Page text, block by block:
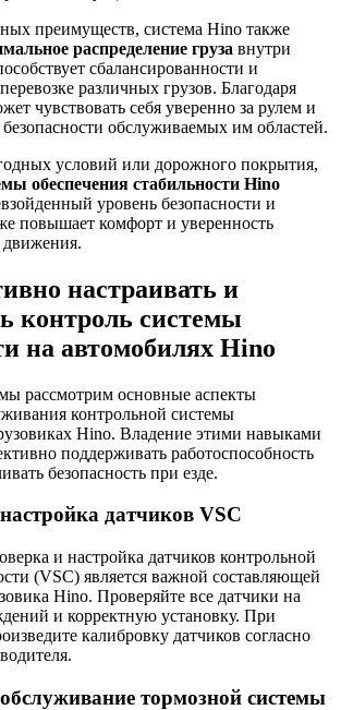
преимуществ, система Hino также
распределение груза внутри
сбалансированности и
различных грузов. Благодаря
чувствовать себя уверенно за рулем и
обслуживаемых им областей.
условий или дорожного покрытия,
обеспечения стабильности Hino
уровень безопасности и
повышает комфорт и уверенность
движения.
настраивать и
контроль системы
на автомобилях Hino
рассмотрим основные аспекты
контрольной системы
Hino. Владение этими навыками
поддерживать работоспособность
безопасность при езде.
датчиков VSC
и настройка датчиков контрольной
(VSC) является важной составляющей
Hino. Проверяйте все датчики на
и корректную установку. При
калибровку датчиков согласно
тормозной системы